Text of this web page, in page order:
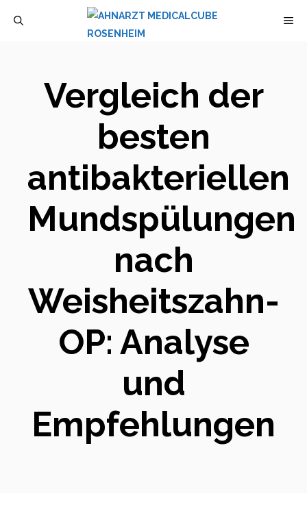
Vergleich der
besten
antibakteriellen
Mundspülungen
nach
Weisheitszahn-
OP: Analyse
und
Empfehlungen